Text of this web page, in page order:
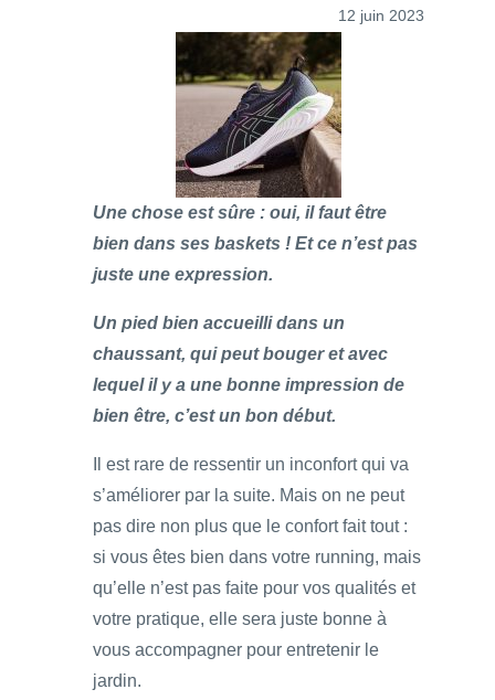
12 juin 2023
Une chose est sûre : oui, il faut être
bien dans ses baskets ! Et ce n’est pas
juste une expression.
Un pied bien accueilli dans un
chaussant, qui peut bouger et avec
lequel il y a une bonne impression de
bien être, c’est un bon début.
Il est rare de ressentir un inconfort qui va
s’améliorer par la suite. Mais on ne peut
pas dire non plus que le confort fait tout :
si vous êtes bien dans votre running, mais
qu’elle n’est pas faite pour vos qualités et
votre pratique, elle sera juste bonne à
vous accompagner pour entretenir le
jardin.